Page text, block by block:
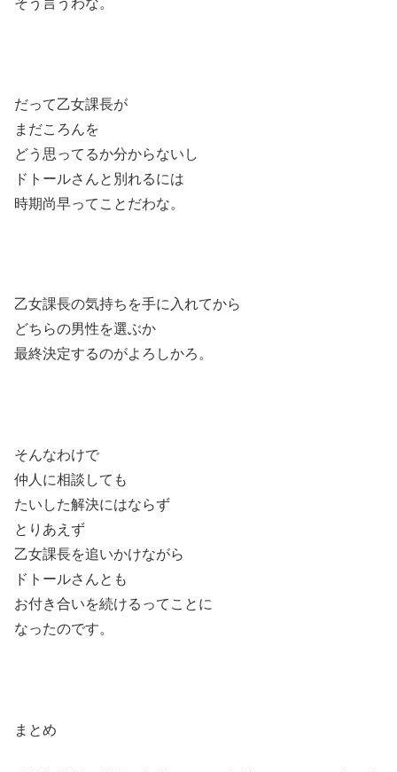
そう言うわな。
だって乙女課長が
まだころんを
どう思ってるか分からないし
ドトールさんと別れるには
時期尚早ってことだわな。
乙女課長の気持ちを手に入れてから
どちらの男性を選ぶか
最終決定するのがよろしかろ。
そんなわけで
仲人に相談しても
たいした解決にはならず
とりあえず
乙女課長を追いかけながら
ドトールさんとも
お付き合いを続けるってことに
なったのです。
まとめ